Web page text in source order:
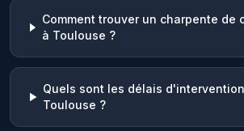
Comment trouver un charpente de
à Toulouse ?
Quels sont les délais
Toulouse ?